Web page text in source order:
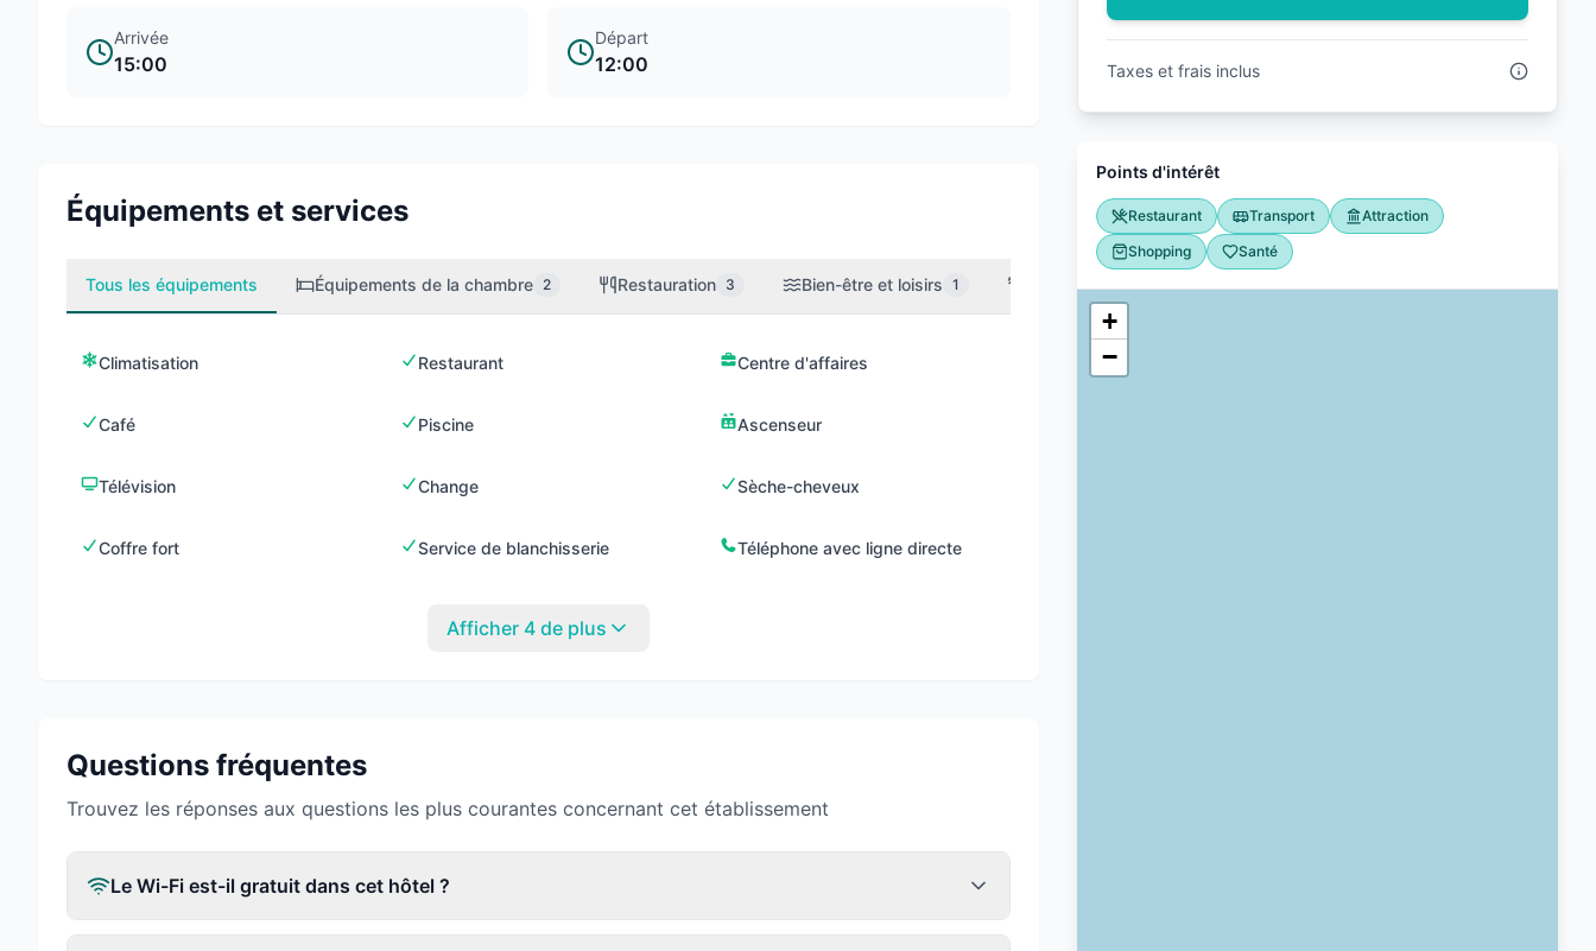
Arrivée
15:00
Départ
12:00
Équipements et services
Tous les équipements Équipements de la chambre 2 Restauration 3 Bien-être et loisirs 1 Sport et activités 1
Climatisation Restaurant Centre d'affaires
Café Piscine Ascenseur
Télévision Change Sèche-cheveux
Coffre fort Service de blanchisserie Téléphone avec ligne directe
Afficher 4 de plus
Questions fréquentes
Trouvez les réponses aux questions les plus courantes concernant cet établissement
Le Wi-Fi est-il gratuit dans cet hôtel ?
Taxes et frais inclus
Points d'intérêt
Restaurant Transport
Attraction
Shopping
Santé
+
−